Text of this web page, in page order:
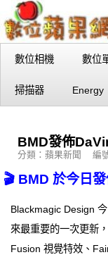
數位相機 數位
掃描器 Energy
BMD發佈
分類：蘋果新聞 編
🎬 BMD 於今日
Blackmagic Design
來最重要的一次更新
Fusion 視覺特效、